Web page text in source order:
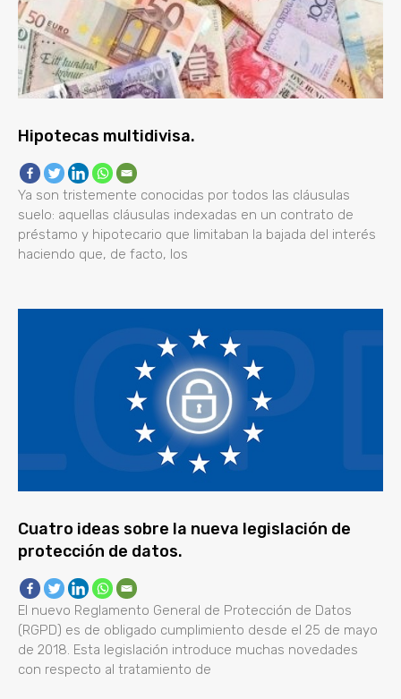
Hipotecas multidivisa.
Ya son tristemente conocidas por todos las cláusulas
suelo: aquellas cláusulas indexadas en un contrato de
préstamo y hipotecario que limitaban la bajada del interés
haciendo que, de facto, los
Cuatro ideas sobre la nueva legislación de
protección de datos.
El nuevo Reglamento General de Protección de Datos
(RGPD) es de obligado cumplimiento desde el 25 de mayo
de 2018. Esta legislación introduce muchas novedades
con respecto al tratamiento de